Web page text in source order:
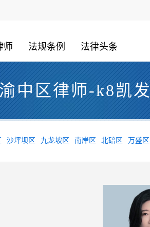
师 法规条例 法律头条
渝中区律师-k8凯发
沙坪坝区 九龙坡区 南岸区 北碚区 万盛区